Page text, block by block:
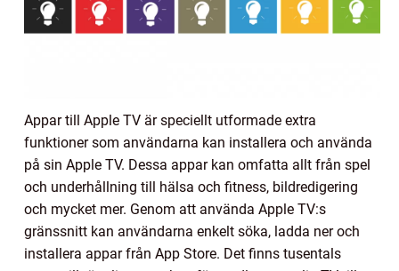
Appar till Apple TV är speciellt utformade extra
funktioner som användarna kan installera och använda
på sin Apple TV. Dessa appar kan omfatta allt från spel
och underhållning till hälsa och fitness, bildredigering
och mycket mer. Genom att använda Apple TV:s
gränssnitt kan användarna enkelt söka, ladda ner och
installera appar från App Store. Det finns tusentals